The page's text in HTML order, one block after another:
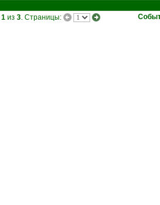
1 из 3. Страницы: